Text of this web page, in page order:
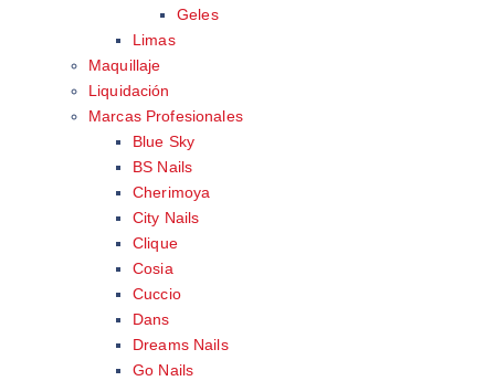
Geles
Limas
Maquillaje
Liquidación
Marcas Profesionales
Blue Sky
BS Nails
Cherimoya
City Nails
Clique
Cosia
Cuccio
Dans
Dreams Nails
Go Nails